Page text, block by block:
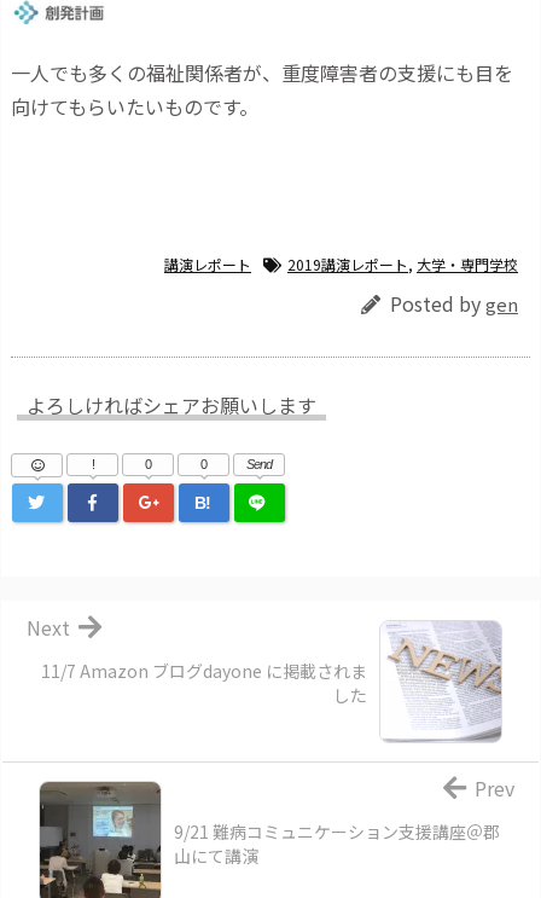
一人でも多くの福祉関係者が、重度障害者の支援にも目を
向けてもらいたいものです。
講演レポート 2019講演レポート, 大学・専門学校
Posted bygen
よろしければシェアお願いします
! 0
B!
0 Send
11/7 Amazon ブログdayone に掲載されま
した
Next
9/21 難病コミュニケーション支援講座＠郡
山にて講演
Prev